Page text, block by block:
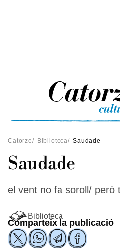
Catorze/ Biblioteca/ Saudade
Saudade
el vent no fa soroll/ però
Biblioteca
Comparteix la publicació